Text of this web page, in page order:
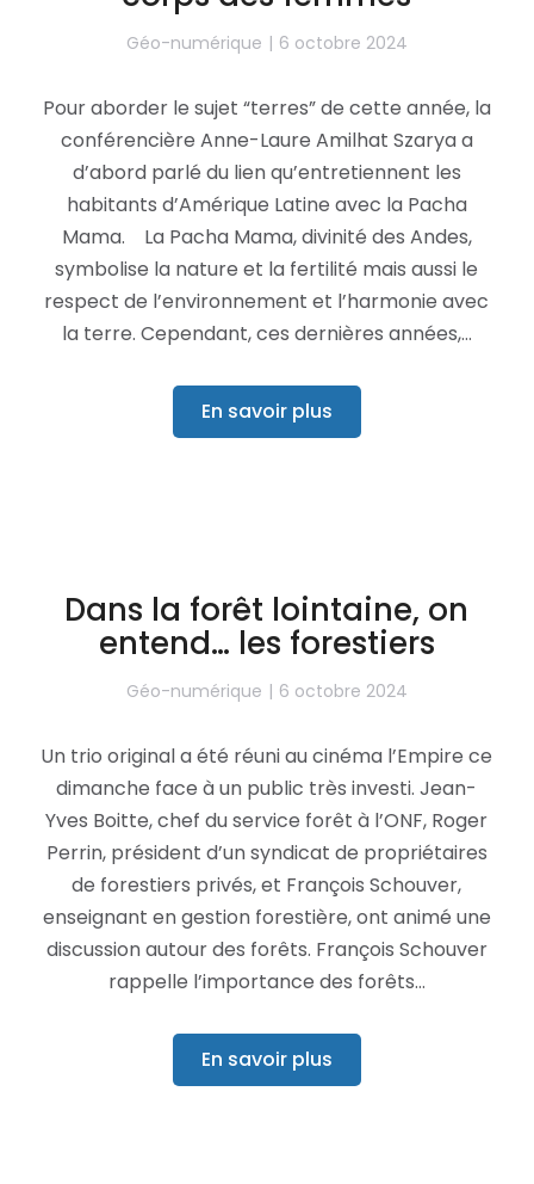
Géo-numérique 6 octobre 2024
Pour aborder le sujet “terres” de cette année, la
conférencière Anne-Laure Amilhat Szarya a
d’abord parlé du lien qu’entretiennent les
habitants d’Amérique Latine avec la Pacha
Mama. La Pacha Mama, divinité des Andes,
symbolise la nature et la fertilité mais aussi le
respect de l’environnement et l’harmonie avec
la terre. Cependant, ces dernières années,…
En savoir plus
Dans la forêt lointaine, on
entend… les forestiers
Géo-numérique 6 octobre 2024
Un trio original a été réuni au cinéma l’Empire ce
dimanche face à un public très investi. Jean-
Yves Boitte, chef du service forêt à l’ONF, Roger
Perrin, président d’un syndicat de propriétaires
de forestiers privés, et François Schouver,
enseignant en gestion forestière, ont animé une
discussion autour des forêts. François Schouver
rappelle l’importance des forêts…
En savoir plus